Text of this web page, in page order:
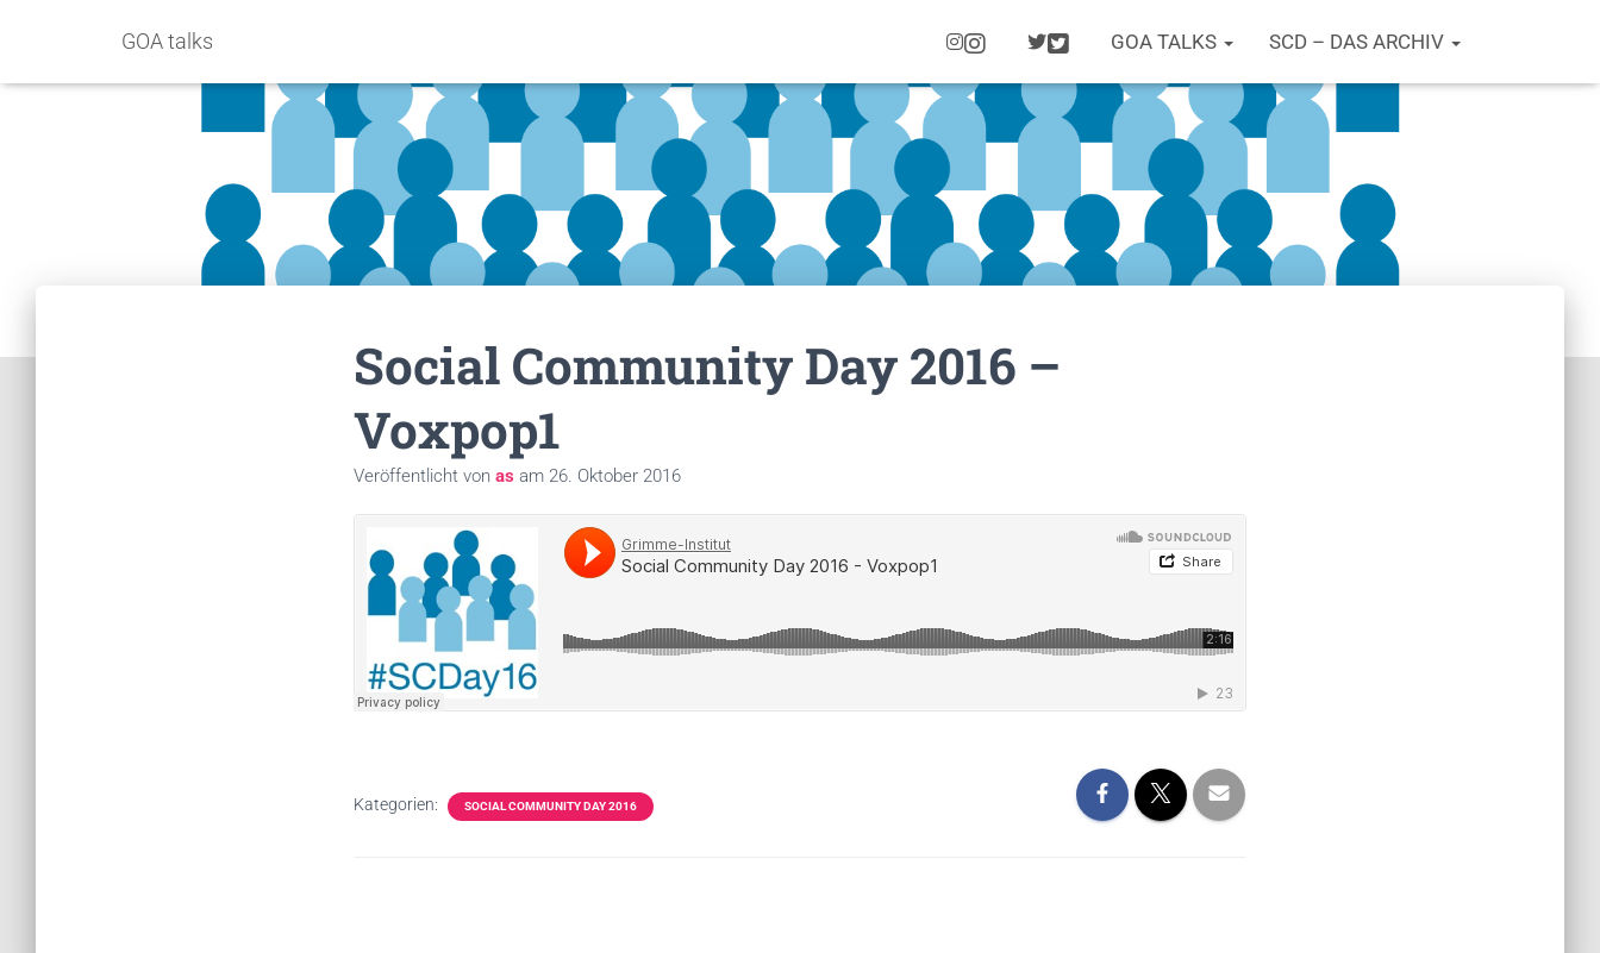
GOA talks
S
A
A
I
T
GOA TALKS SCD – DAS ARCHIV
Social Community Day 2016 –
Voxpop1
Veröffentlicht von as am 26. Oktober 2016
Kategorien: SOCIAL COMMUNITY DAY 2016